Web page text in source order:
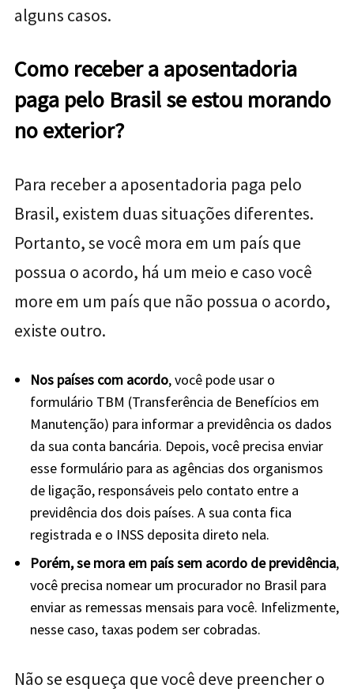
alguns casos.
Como receber a aposentadoria
paga pelo Brasil se estou morando
no exterior?
Para receber a aposentadoria paga pelo
Brasil, existem duas situações diferentes.
Portanto, se você mora em um país que
possua o acordo, há um meio e caso você
more em um país que não possua o acordo,
existe outro.
Nos países com acordo, você pode usar o
formulário TBM (Transferência de Benefícios em
Manutenção) para informar a previdência os dados
da sua conta bancária. Depois, você precisa enviar
esse formulário para as agências dos organismos
de ligação, responsáveis pelo contato entre a
previdência dos dois países. A sua conta fica
registrada e o INSS deposita direto nela.
Porém, se mora em país sem acordo de previdência,
você precisa nomear um procurador no Brasil para
enviar as remessas mensais para você. Infelizmente,
nesse caso, taxas podem ser cobradas.
Não se esqueça que você deve preencher o